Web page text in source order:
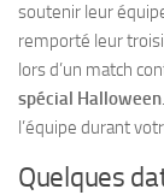
soutenir leur
remporté leur
lors d’un match
spécial Halloween
l’équipe durant
Quelques